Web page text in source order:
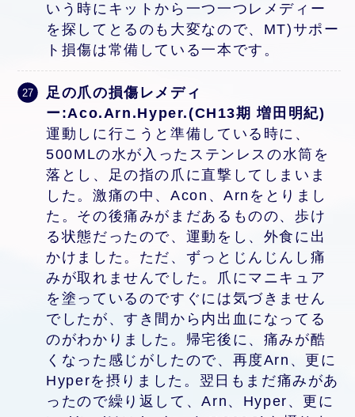
いう時にキットから一つ一つレメディー
を探してとるのも大変なので、MT)サポー
ト損傷は常備している一本です。
足の爪の損傷レメディ
ー:Aco.Arn.Hyper.(CH13期 増田明紀)
運動しに行こうと準備している時に、
500MLの水が入ったステンレスの水筒を
落とし、足の指の爪に直撃してしまいま
した。激痛の中、Acon、Arnをとりまし
た。その後痛みがまだあるものの、歩け
る状態だったので、運動をし、外食に出
かけました。ただ、ずっとじんじんし痛
みが取れませんでした。爪にマニキュア
を塗っているのですぐには気づきません
でしたが、すき間から内出血になってる
のがわかりました。帰宅後に、痛みが酷
くなった感じがしたので、再度Arn、更に
Hyperを摂りました。翌日もまだ痛みがあ
ったので繰り返して、Arn、Hyper、更に